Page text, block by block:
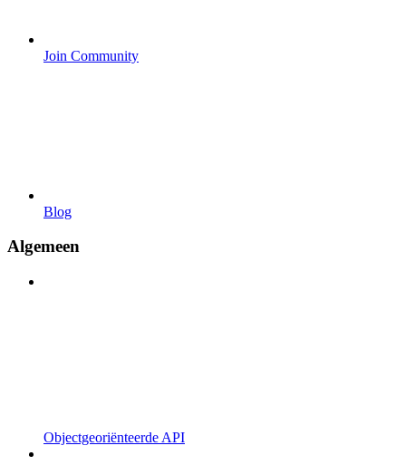
Join Community
Blog
Algemeen
Objectgeoriënteerde API